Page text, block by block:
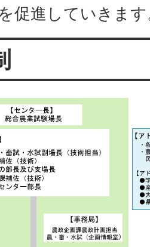
促進していきま